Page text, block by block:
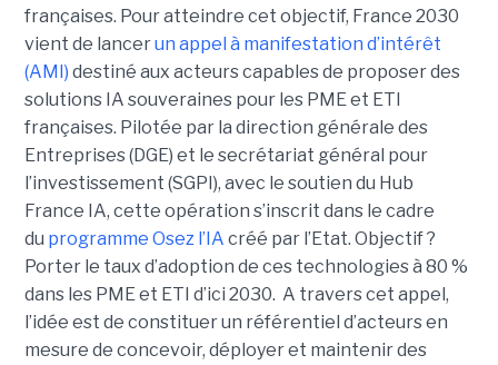
françaises. Pour atteindre cet objectif, France 2030
vient de lancerun appel à manifestation d’intérêt
(AMI) destiné aux acteurs capables de proposer des
solutions IA souveraines pour les PME et ETI
françaises. Pilotée par la direction générale des
Entreprises (DGE) et le secrétariat général pour
l’investissement (SGPI), avec le soutien du Hub
France IA, cette opération s’inscrit dans le cadre
du programme Osez l’IA créé par l’Etat. Objectif ?
Porter le taux d’adoption de ces technologies à 80 %
dans les PME et ETI d’ici 2030. A travers cet appel,
l’idée est de constituer un référentiel d’acteurs en
mesure de concevoir, déployer et maintenir des